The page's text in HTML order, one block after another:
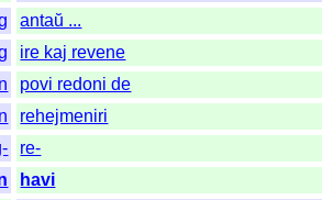
antaŭ ...
ire kaj revene
povi redoni de
rehejmeniri
re-
havi